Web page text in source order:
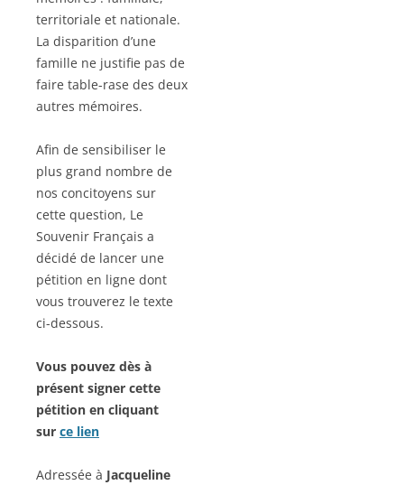
territoriale et nationale.
La disparition d’une
famille ne justifie pas de
faire table-rase des deux
autres mémoires.
Afin de sensibiliser le
plus grand nombre de
nos concitoyens sur
cette question, Le
Souvenir Français a
décidé de lancer une
pétition en ligne dont
vous trouverez le texte
ci-dessous.
Vous pouvez dès à
présent signer cette
pétition en cliquant
sur ce lien
Adressée à Jacqueline